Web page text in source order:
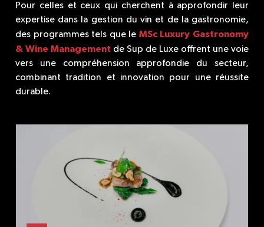
Pour celles et ceux qui cherchent à approfondir leur
expertise dans la gestion du vin et de la gastronomie,
des programmes tels que le MSc Luxury Gastronomy
& Wine Management de Sup de Luxe offrent une voie
vers une compréhension approfondie du secteur,
combinant tradition et innovation pour une réussite
durable.